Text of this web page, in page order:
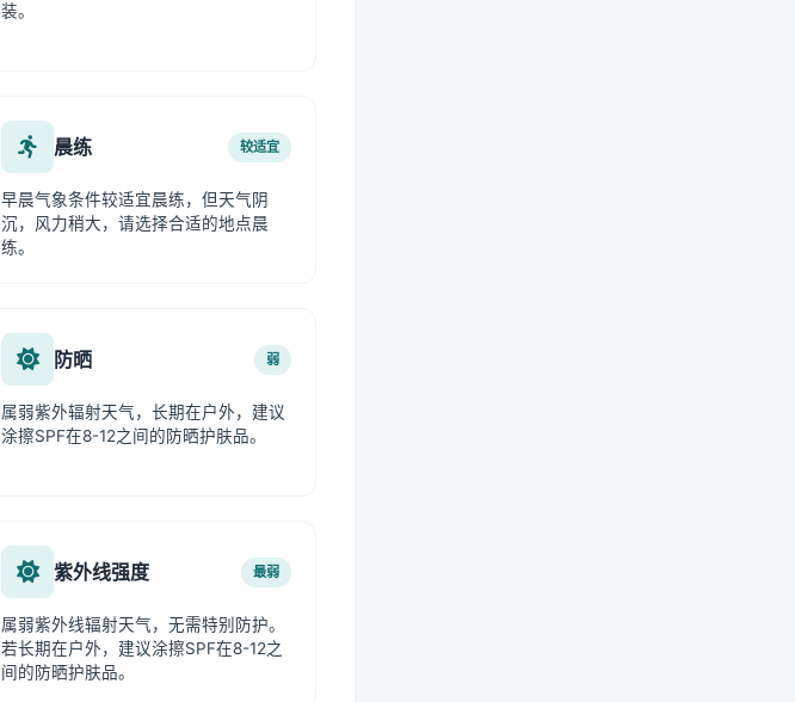
装。
晨练 较适宜
早晨气象条件较适宜晨练，但天气阴
沉，风力稍大，请选择合适的地点晨
练。
防晒 弱
属弱紫外辐射天气，长期在户外，建议
涂擦SPF在8-12之间的防晒护肤品。
紫外线强度 最弱
属弱紫外线辐射天气，无需特别防护。
若长期在户外，建议涂擦SPF在8-12之
间的防晒护肤品。